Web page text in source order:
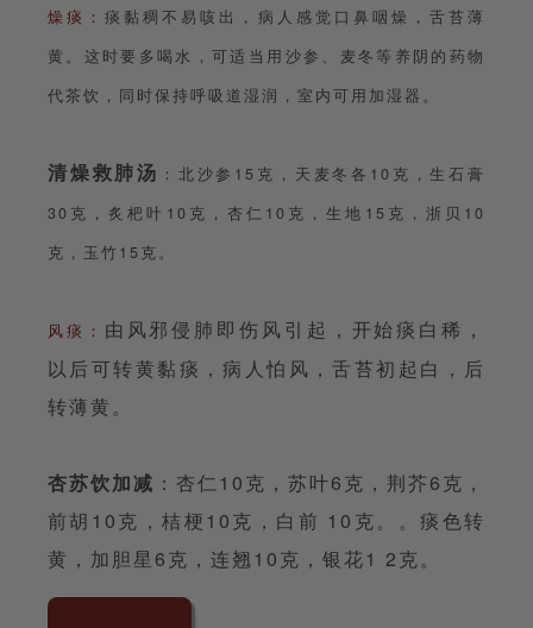
燥痰：痰黏稠不易咳出，病人感觉口鼻咽燥，舌苔薄
黄。这时要多喝水，可适当用沙参、麦冬等养阴的药物
代茶饮，同时保持呼吸道湿润，室内可用加湿器。
清燥救肺汤 ：北沙参15克，天麦冬各10克，生石膏
30克，炙杷叶10克，杏仁10克，生地15克，浙贝10
克，玉竹15克。
风痰： 由风邪侵肺即伤风引起，开始痰白稀，
以后可转黄黏痰，病人怕风，舌苔初起白，后
转薄黄。
杏苏饮加减 ：杏仁10克，苏叶6克，荆芥6克，
前胡10克，桔梗10克，白前 10克。。痰色转
黄，加胆星6克，连翘10克，银花1 2克。